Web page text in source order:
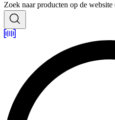
Zoek naar producten op de website